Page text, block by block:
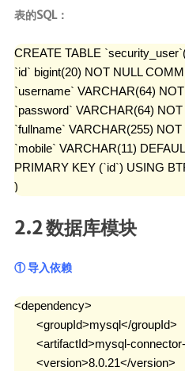
表的SQL：
CREATE TABLE
`id` bigint(20) NOT NULL
`username` VARCHAR(64)
`password` VARCHAR(64) NOT
`fullname` VARCHAR(255) NOT
`mobile` VARCHAR(11)
PRIMARY KEY (`id`) USING
)
2.2 数据库模块
① 导入依赖
<dependency>
       <groupId>mysql</groupId>
<artifactId>mysql-
       <version>8.0.21</version>